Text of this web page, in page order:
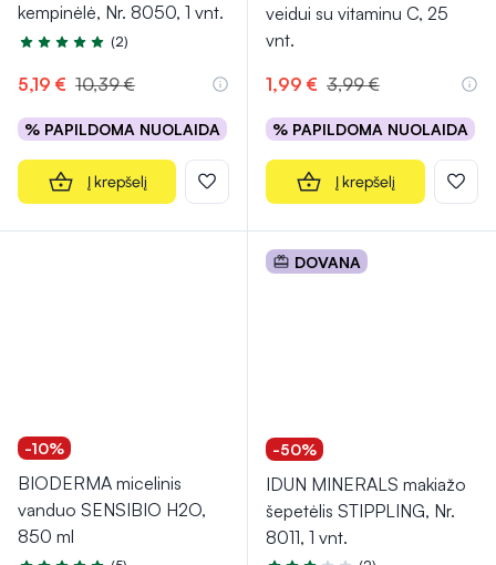
kempinėlė, Nr. 8050, 1 vnt.
Įvertinimas 5.0 iš 5
(2)
5,19 € 10,39 €
% PAPILDOMA NUOLAIDA
Į krepšelį
veidui su vitaminu C, 25
vnt.
1,99 € 3,99 €
% PAPILDOMA NUOLAIDA
Į krepšelį
-10%
BIODERMA micelinis
vanduo SENSIBIO H2O,
850 ml
DOVANA
-50%
IDUN MINERALS makiažo
šepetėlis STIPPLING, Nr.
8011, 1 vnt.